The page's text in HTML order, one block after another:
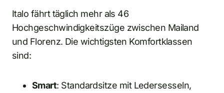
Italo fährt täglich mehr als 46
Hochgeschwindigkeitszüge zwischen Mailand
und Florenz. Die wichtigsten Komfortklassen
sind:
Smart: Standardsitze mit Ledersesseln,